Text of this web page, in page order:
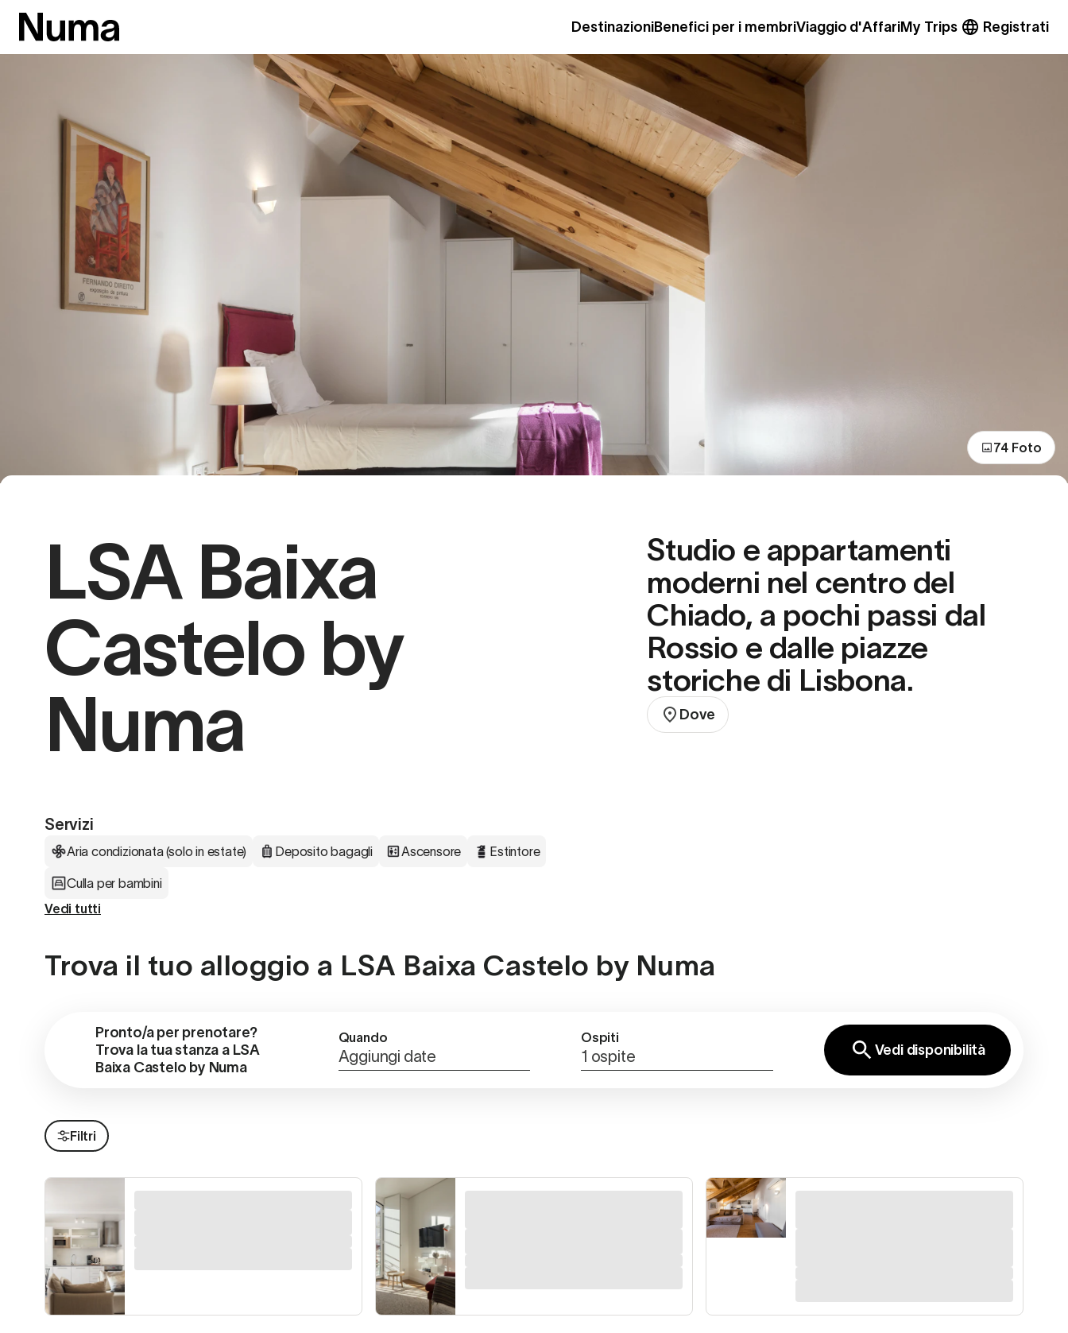
DestinazioniBenefici per i membriViaggio d'AffariMy Trips Registrati
74 Foto
LSA Baixa
Castelo by
Numa
Studio e appartamenti
moderni nel centro del
Chiado, a pochi passi dal
Rossio e dalle piazze
storiche di Lisbona.
Dove
Servizi
Aria condizionata (solo in estate) Deposito bagagli Ascensore Estintore
Culla per bambini
Vedi tutti
Trova il tuo alloggio a LSA Baixa Castelo by Numa
Pronto/a per prenotare?
Trova la tua stanza a LSA
Baixa Castelo by Numa
Quando
Aggiungi date
Ospiti
1 ospite Vedi disponibilità
Filtri